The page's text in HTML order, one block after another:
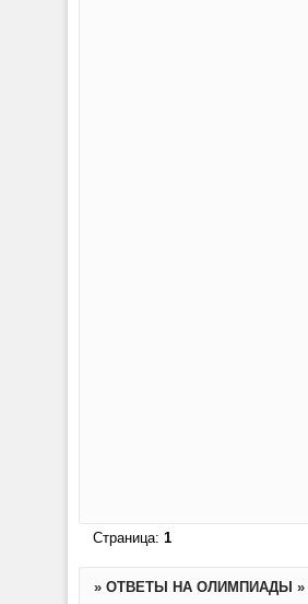
Страница: 1
» ОТВЕТЫ НА ОЛИМПИАДЫ »